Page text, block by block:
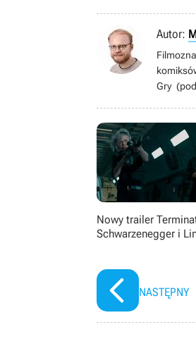
Autor:
Gry
Nowy trailer
Schwarzenegger i
NASTĘPNY